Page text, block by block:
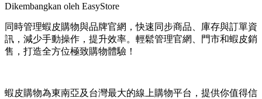
Dikembangkan oleh EasyStore
同時管理蝦皮購物與品牌官網，快速同步商品、庫存與訂單資
訊，減少手動操作，提升效率。輕鬆管理官網、門市和蝦皮銷
售，打造全方位極致購物體驗！
蝦皮購物為東南亞及台灣最大的線上購物平台，提供你值得信